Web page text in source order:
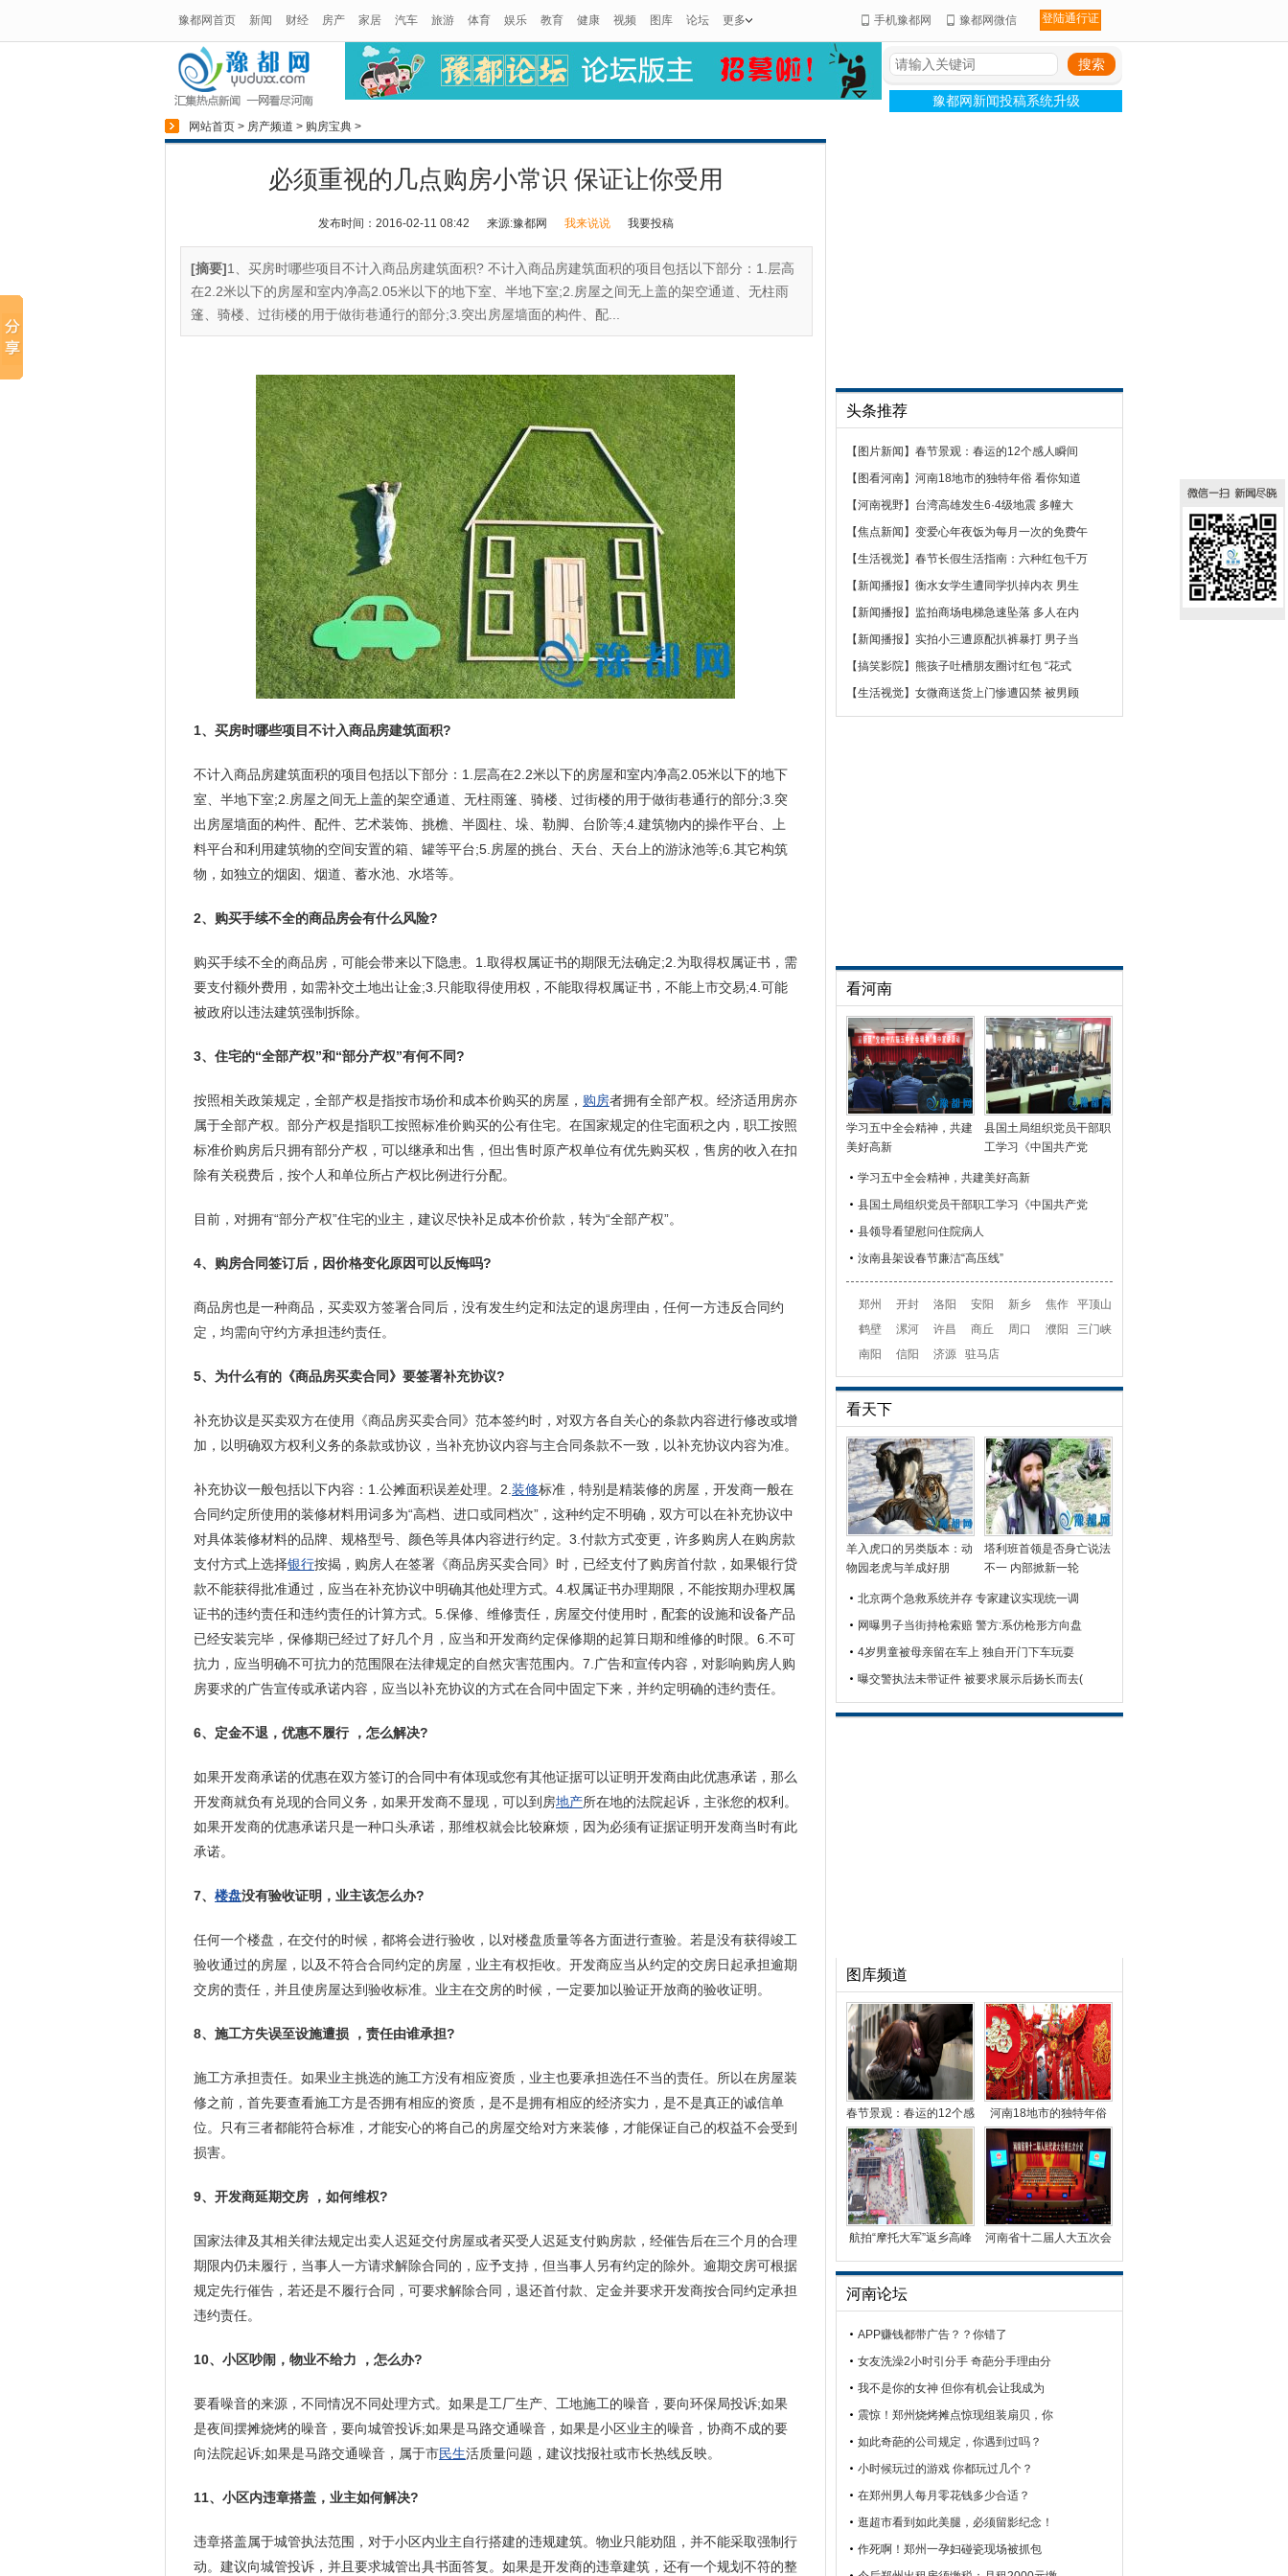
豫都网首页 新闻 财经 房产 家居 汽车 旅游 体育 娱乐 教育 健康 视频 图库 论坛 更多 手机豫都网 豫都网微信 登陆通行证
豫都网新闻投稿系统升级
网站首页 > 房产频道 > 购房宝典 >
必须重视的几点购房小常识 保证让你受用
发布时间：2016-02-11 08:42 来源:豫都网 我来说说 我要投稿
[摘要]1、买房时哪些项目不计入商品房建筑面积? 不计入商品房建筑面积的项目包括以下部分：1.层高
在2.2米以下的房屋和室内净高2.05米以下的地下室、半地下室;2.房屋之间无上盖的架空通道、无柱雨
篷、骑楼、过街楼的用于做街巷通行的部分;3.突出房屋墙面的构件、配...
1、买房时哪些项目不计入商品房建筑面积?
不计入商品房建筑面积的项目包括以下部分：1.层高在2.2米以下的房屋和室内净高2.05米以下的地下
室、半地下室;2.房屋之间无上盖的架空通道、无柱雨篷、骑楼、过街楼的用于做街巷通行的部分;3.突
出房屋墙面的构件、配件、艺术装饰、挑檐、半圆柱、垛、勒脚、台阶等;4.建筑物内的操作平台、上
料平台和利用建筑物的空间安置的箱、罐等平台;5.房屋的挑台、天台、天台上的游泳池等;6.其它构筑
物，如独立的烟囱、烟道、蓄水池、水塔等。
2、购买手续不全的商品房会有什么风险?
购买手续不全的商品房，可能会带来以下隐患。1.取得权属证书的期限无法确定;2.为取得权属证书，需
要支付额外费用，如需补交土地出让金;3.只能取得使用权，不能取得权属证书，不能上市交易;4.可能
被政府以违法建筑强制拆除。
3、住宅的“全部产权”和“部分产权”有何不同?
按照相关政策规定，全部产权是指按市场价和成本价购买的房屋， 购房者拥有全部产权。经济适用房亦
属于全部产权。部分产权是指职工按照标准价购买的公有住宅。在国家规定的住宅面积之内，职工按照
标准价购房后只拥有部分产权，可以继承和出售，但出售时原产权单位有优先购买权，售房的收入在扣
除有关税费后，按个人和单位所占产权比例进行分配。
目前，对拥有“部分产权”住宅的业主，建议尽快补足成本价价款，转为“全部产权”。
4、购房合同签订后，因价格变化原因可以反悔吗?
商品房也是一种商品，买卖双方签署合同后，没有发生约定和法定的退房理由，任何一方违反合同约
定，均需向守约方承担违约责任。
5、为什么有的《商品房买卖合同》要签署补充协议?
补充协议是买卖双方在使用《商品房买卖合同》范本签约时，对双方各自关心的条款内容进行修改或增
加，以明确双方权利义务的条款或协议，当补充协议内容与主合同条款不一致，以补充协议内容为准。
补充协议一般包括以下内容：1.公摊面积误差处理。2. 装修标准，特别是精装修的房屋，开发商一般在
合同约定所使用的装修材料用词多为“高档、进口或同档次”，这种约定不明确，双方可以在补充协议中
对具体装修材料的品牌、规格型号、颜色等具体内容进行约定。3.付款方式变更，许多购房人在购房款
支付方式上选择银行按揭，购房人在签署《商品房买卖合同》时，已经支付了购房首付款，如果银行贷
款不能获得批准通过，应当在补充协议中明确其他处理方式。4.权属证书办理期限，不能按期办理权属
证书的违约责任和违约责任的计算方式。5.保修、维修责任，房屋交付使用时，配套的设施和设备产品
已经安装完毕，保修期已经过了好几个月，应当和开发商约定保修期的起算日期和维修的时限。6.不可
抗力，应当明确不可抗力的范围限在法律规定的自然灾害范围内。7.广告和宣传内容，对影响购房人购
房要求的广告宣传或承诺内容，应当以补充协议的方式在合同中固定下来，并约定明确的违约责任。
6、定金不退，优惠不履行 ，怎么解决?
如果开发商承诺的优惠在双方签订的合同中有体现或您有其他证据可以证明开发商由此优惠承诺，那么
开发商就负有兑现的合同义务，如果开发商不显现，可以到房地产所在地的法院起诉，主张您的权利。
如果开发商的优惠承诺只是一种口头承诺，那维权就会比较麻烦，因为必须有证据证明开发商当时有此
承诺。
7、 楼盘没有验收证明，业主该怎么办?
任何一个楼盘，在交付的时候，都将会进行验收，以对楼盘质量等各方面进行查验。若是没有获得竣工
验收通过的房屋，以及不符合合同约定的房屋，业主有权拒收。开发商应当从约定的交房日起承担逾期
交房的责任，并且使房屋达到验收标准。业主在交房的时候，一定要加以验证开放商的验收证明。
8、施工方失误至设施遭损 ，责任由谁承担?
施工方承担责任。如果业主挑选的施工方没有相应资质，业主也要承担选任不当的责任。所以在房屋装
修之前，首先要查看施工方是否拥有相应的资质，是不是拥有相应的经济实力，是不是真正的诚信单
位。只有三者都能符合标准，才能安心的将自己的房屋交给对方来装修，才能保证自己的权益不会受到
损害。
9、开发商延期交房 ，如何维权?
国家法律及其相关律法规定出卖人迟延交付房屋或者买受人迟延支付购房款，经催告后在三个月的合理
期限内仍未履行，当事人一方请求解除合同的，应予支持，但当事人另有约定的除外。逾期交房可根据
规定先行催告，若还是不履行合同，可要求解除合同，退还首付款、定金并要求开发商按合同约定承担
违约责任。
10、小区吵闹，物业不给力 ，怎么办?
要看噪音的来源，不同情况不同处理方式。如果是工厂生产、工地施工的噪音，要向环保局投诉;如果
是夜间摆摊烧烤的噪音，要向城管投诉;如果是马路交通噪音，如果是小区业主的噪音，协商不成的要
向法院起诉;如果是马路交通噪音，属于市民生活质量问题，建议找报社或市长热线反映。
11、小区内违章搭盖，业主如何解决?
违章搭盖属于城管执法范围，对于小区内业主自行搭建的违规建筑。物业只能劝阻，并不能采取强制行
动。建议向城管投诉，并且要求城管出具书面答复。如果是开发商的违章建筑，还有一个规划不符的整
头条推荐
【 图片新闻 】 春节景观：春运的12个感人瞬间
【 图看河南】 河南18地市的独特年俗 看你知道
【河南视野】 台湾高雄发生6·4级地震 多幢大
【焦点新闻 】 变爱心年夜饭为每月一次的免费午
【生活视觉】 春节长假生活指南：六种红包千万
【新闻播报 】 衡水女学生遭同学扒掉内衣 男生
【新闻播报 】 监拍商场电梯急速坠落 多人在内
【新闻播报 】 实拍小三遭原配扒裤暴打 男子当
【搞笑影院】 熊孩子吐槽朋友圈讨红包 “花式
【生活视觉】 女微商送货上门惨遭囚禁 被男顾
看河南
学习五中全会精神，共建
美好高新
县国土局组织党员干部职
工学习《中国共产党
学习五中全会精神，共建美好高新
县国土局组织党员干部职工学习《中国共产党
县领导看望慰问住院病人
汝南县架设春节廉洁“高压线”
郑州 开封 洛阳 安阳 新乡 焦作
平顶山
鹤壁
漯河 许昌 商丘 周口 濮阳
三门峡
南阳
信阳 济源 驻马店
看天下
羊入虎口的另类版本：动
物园老虎与羊成好朋
塔利班首领是否身亡说法
不一 内部掀新一轮
北京两个急救系统并存 专家建议实现统一调
网曝男子当街持枪索赔 警方:系仿枪形方向盘
4岁男童被母亲留在车上 独自开门下车玩耍
曝交警执法未带证件 被要求展示后扬长而去(
图库频道
春节景观：春运的12个感
人瞬间
河南18地市的独特年俗
看你知道多少？
航拍“摩托大军”返乡高峰
河南省十二届人大五次会
河南论坛
APP赚钱都带广告？？你错了
女友洗澡2小时引分手 奇葩分手理由分
我不是你的女神 但你有机会让我成为
震惊！郑州烧烤摊点惊现组装扇贝，你
如此奇葩的公司规定，你遇到过吗？
小时候玩过的游戏 你都玩过几个？
在郑州男人每月零花钱多少合适？
逛超市看到如此美腿，必须留影纪念！
作死啊！郑州一孕妇碰瓷现场被抓包